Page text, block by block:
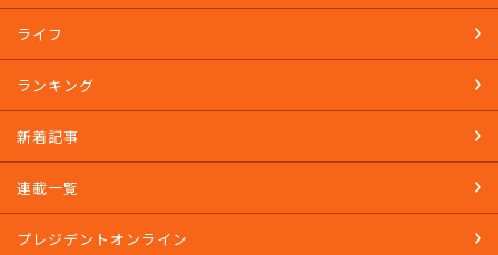
ライフ
ランキング
新着記事
連載一覧
プレジデントオンライン